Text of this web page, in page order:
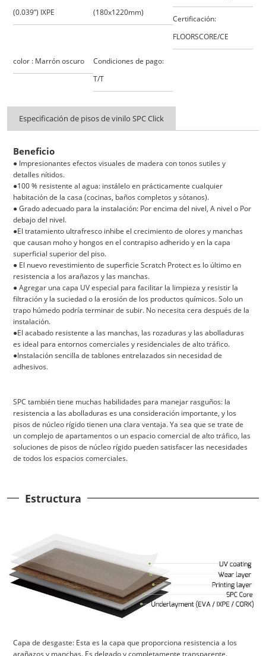
(0.039”) IXPE
(180x1220mm)
Certificación:
FLOORSCORE/CE
color : Marrón oscuro
Condiciones de pago:
T/T
Especificación de pisos de vinilo SPC Click
Beneficio
● Impresionantes efectos visuales de madera con tonos sutiles y
detalles nítidos.
●100 % resistente al agua: instálelo en prácticamente cualquier
habitación de la casa (cocinas, baños completos y sótanos).
● Grado adecuado para la instalación: Por encima del nivel, A nivel o Por
debajo del nivel.
●El tratamiento ultrafresco inhibe el crecimiento de olores y manchas
que causan moho y hongos en el contrapiso adherido y en la capa
superficial superior del piso.
● El nuevo revestimiento de superficie Scratch Protect es lo último en
resistencia a los arañazos y las manchas.
● Agregar una capa UV especial para facilitar la limpieza y resistir la
filtración y la suciedad o la erosión de los productos químicos. Solo un
trapo húmedo podría terminar de subir. No necesita cera después de la
instalación.
●El acabado resistente a las manchas, las rozaduras y las abolladuras
es ideal para entornos comerciales y residenciales de alto tráfico.
●Instalación sencilla de tablones entrelazados sin necesidad de
adhesivos.
SPC también tiene muchas habilidades para manejar rasguños: la
resistencia a las abolladuras es una consideración importante, y los
pisos de núcleo rígido tienen una clara ventaja. Ya sea que se trate de
un complejo de apartamentos o un espacio comercial de alto tráfico, las
soluciones de pisos de núcleo rígido pueden satisfacer las necesidades
de todos los espacios comerciales.
Estructura
Capa de desgaste: Esta es la capa que proporciona resistencia a los